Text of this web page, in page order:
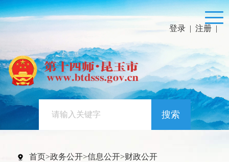
登录 | 注册 |
搜索
首页>政务公开>信息公开>财政公开